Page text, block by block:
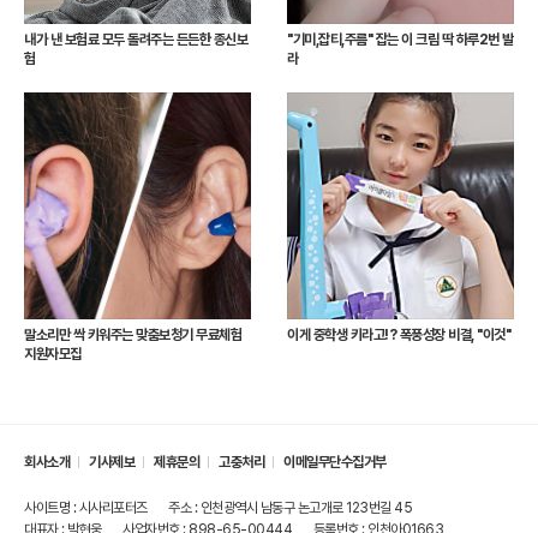
내가 낸 보험료 모두 돌려주는 든든한 종신보
험
"기미,잡티,주름" 잡는 이 크림 딱 하루2번 발
라
말소리만 싹 키워주는 맞춤보청기 무료체험
지원자모집
이게 중학생 키라고!? 폭풍성장 비결, "이것"
회사소개 기사제보 제휴문의 고충처리 이메일무단수집거부
사이트명 : 시사리포터즈
주소 : 인천광역시 남동구 논고개로 123번길 45
대표자 : 박현웅
사업자번호 : 898-65-00444 등록번호 : 인천아01663